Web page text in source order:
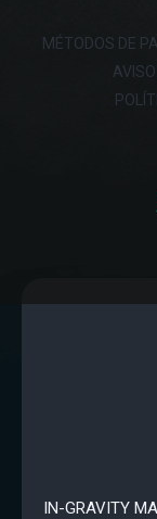
MÉTODOS DE
IN-GRAVITY